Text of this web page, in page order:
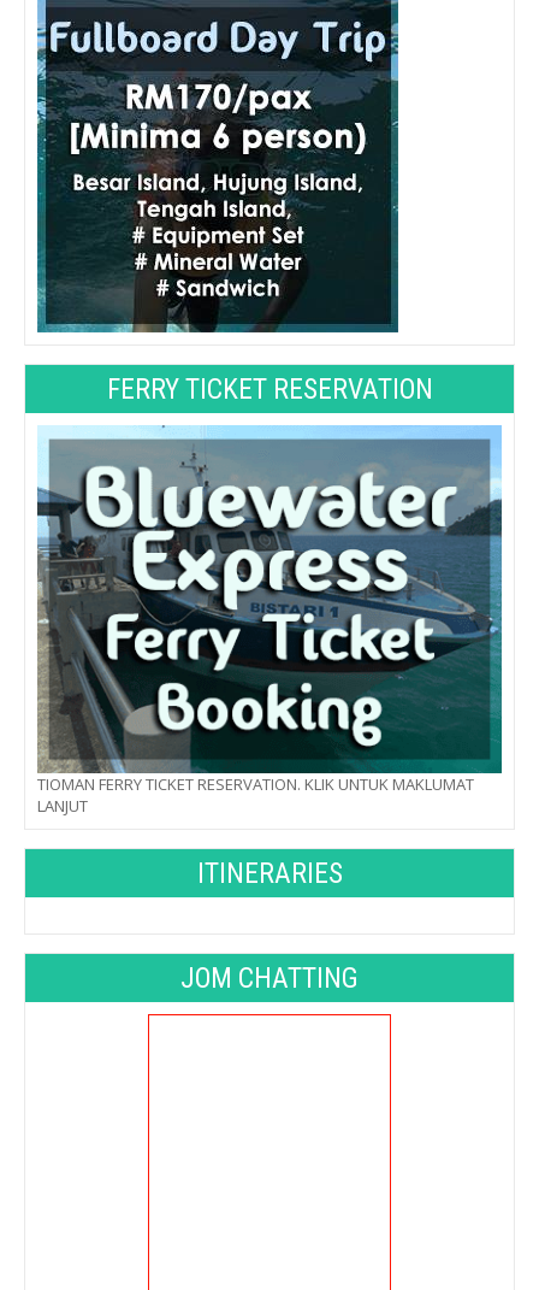
FERRY TICKET RESERVATION
TIOMAN FERRY TICKET RESERVATION. KLIK UNTUK MAKLUMAT
LANJUT
ITINERARIES
JOM CHATTING